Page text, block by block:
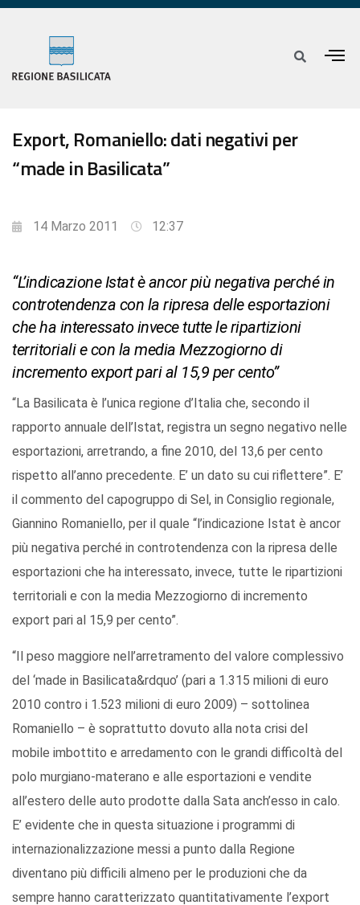
Export, Romaniello: dati negativi per
“made in Basilicata”
14 Marzo 2011 12:37
“L’indicazione Istat è ancor più negativa perché in
controtendenza con la ripresa delle esportazioni
che ha interessato invece tutte le ripartizioni
territoriali e con la media Mezzogiorno di
incremento export pari al 15,9 per cento”
“La Basilicata è l’unica regione d’Italia che, secondo il
rapporto annuale dell’Istat, registra un segno negativo nelle
esportazioni, arretrando, a fine 2010, del 13,6 per cento
rispetto all’anno precedente. E’ un dato su cui riflettere”. E’
il commento del capogruppo di Sel, in Consiglio regionale,
Giannino Romaniello, per il quale “l’indicazione Istat è ancor
più negativa perché in controtendenza con la ripresa delle
esportazioni che ha interessato, invece, tutte le ripartizioni
territoriali e con la media Mezzogiorno di incremento
export pari al 15,9 per cento”.
“Il peso maggiore nell’arretramento del valore complessivo
del ‘made in Basilicata&rdquo’ (pari a 1.315 milioni di euro
2010 contro i 1.523 milioni di euro 2009) – sottolinea
Romaniello – è soprattutto dovuto alla nota crisi del
mobile imbottito e arredamento con le grandi difficoltà del
polo murgiano-materano e alle esportazioni e vendite
all’estero delle auto prodotte dalla Sata anch’esso in calo.
E’ evidente che in questa situazione i programmi di
internazionalizzazione messi a punto dalla Regione
diventano più difficili almeno per le produzioni che da
sempre hanno caratterizzato quantitativamente l’export